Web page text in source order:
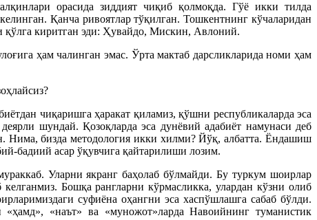
орасида зиддият чиқиб қолмоқда. Гўё икки тилда
Қанча ривоятлар тўқилган. Тошкентнинг кўчаларидан
қўлга киритган эди: Ҳувайдо, Мискин, Авлоний.
ҳам чалинган эмас. Ўрта мактаб дарсликларида номи ҳам
чиқаришга ҳаракат қиламиз, қўшни республикаларда эса
шундай. Қозоқларда эса дунёвий адабиёт намунаси деб
Нима, бизда методология икки хилми? Йўқ, албатта. Ёндашиш
бадиий асар ўқувчига қайтарилиши лозим.
Уларни якранг баҳолаб бўлмайди. Бу туркум шоирлар
Бошқа рангларни кўрмасликка, улардан кўзни олиб
суфиёна оҳангни эса хаспўшлашга сабаб бўлди.
«наът» ва «муножот»ларда Навоийнинг туманистик